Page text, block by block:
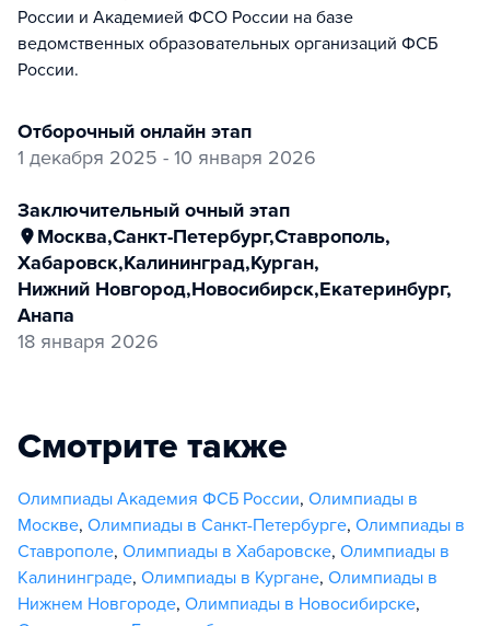
России и Академией ФСО России на базе
ведомственных образовательных организаций ФСБ
России.
отборочный онлайн этап
1 декабря 2025 - 10 января 2026
заключительный очный этап
Москва,Санкт-Петербург,Ставрополь,
Хабаровск,Калининград,Курган,
Нижний Новгород,Новосибирск,Екатеринбург,
Анапа
18 января 2026
Смотрите также
Олимпиады Академия ФСБ России, Олимпиады в
Москве, Олимпиады в Санкт-Петербурге, Олимпиады в
Ставрополе, Олимпиады в Хабаровске, Олимпиады в
Калининграде, Олимпиады в Кургане, Олимпиады в
Нижнем Новгороде, Олимпиады в Новосибирске,